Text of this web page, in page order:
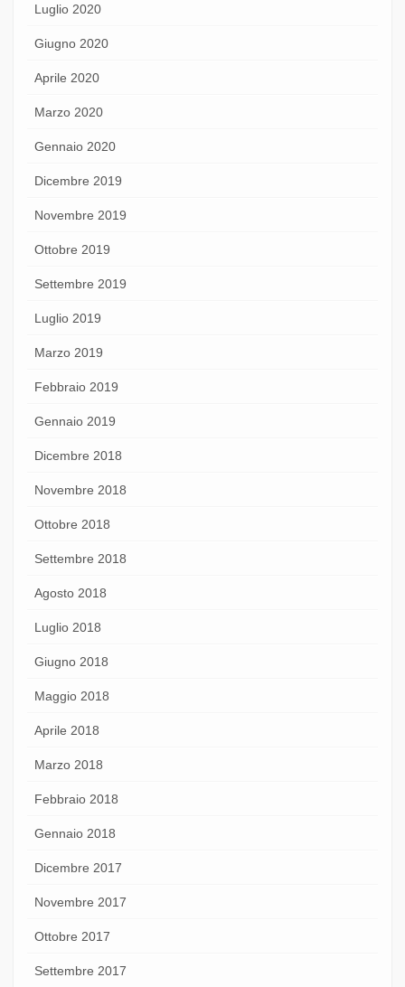
Luglio 2020
Giugno 2020
Aprile 2020
Marzo 2020
Gennaio 2020
Dicembre 2019
Novembre 2019
Ottobre 2019
Settembre 2019
Luglio 2019
Marzo 2019
Febbraio 2019
Gennaio 2019
Dicembre 2018
Novembre 2018
Ottobre 2018
Settembre 2018
Agosto 2018
Luglio 2018
Giugno 2018
Maggio 2018
Aprile 2018
Marzo 2018
Febbraio 2018
Gennaio 2018
Dicembre 2017
Novembre 2017
Ottobre 2017
Settembre 2017